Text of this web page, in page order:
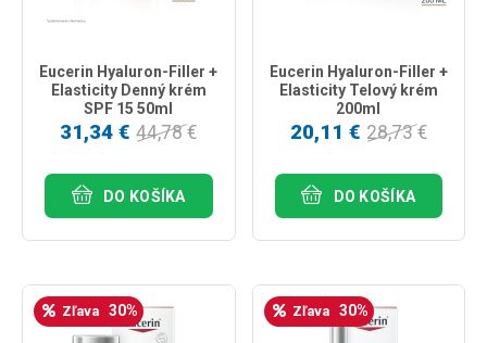
Eucerin Hyaluron-Filler +
Elasticity Denný krém
SPF 15 50ml
31,34 €44,78 €
DO KOŠÍKA
Eucerin Hyaluron-Filler +
Elasticity Telový krém
200ml
20,11 € 28,73 €
DO KOŠÍKA
Zľava 30% Zľava 30%